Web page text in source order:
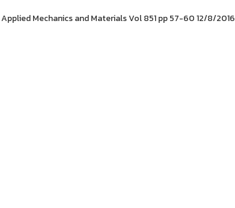
Applied Mechanics and Materials Vol 851 pp 57-60 12/8/2016